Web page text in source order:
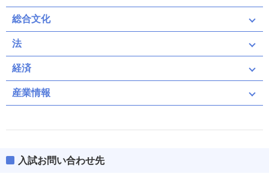
総合文化
法
経済
産業情報
入試お問い合わせ先